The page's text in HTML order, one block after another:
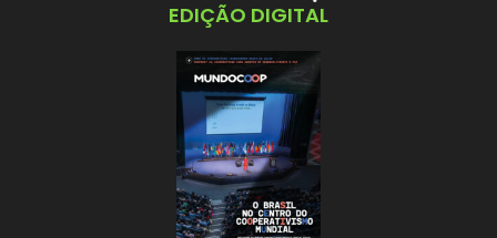
EDIÇÃO DIGITAL